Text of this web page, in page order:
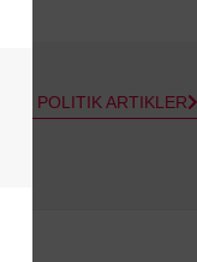
ALLE POLITIK ARTIKLER